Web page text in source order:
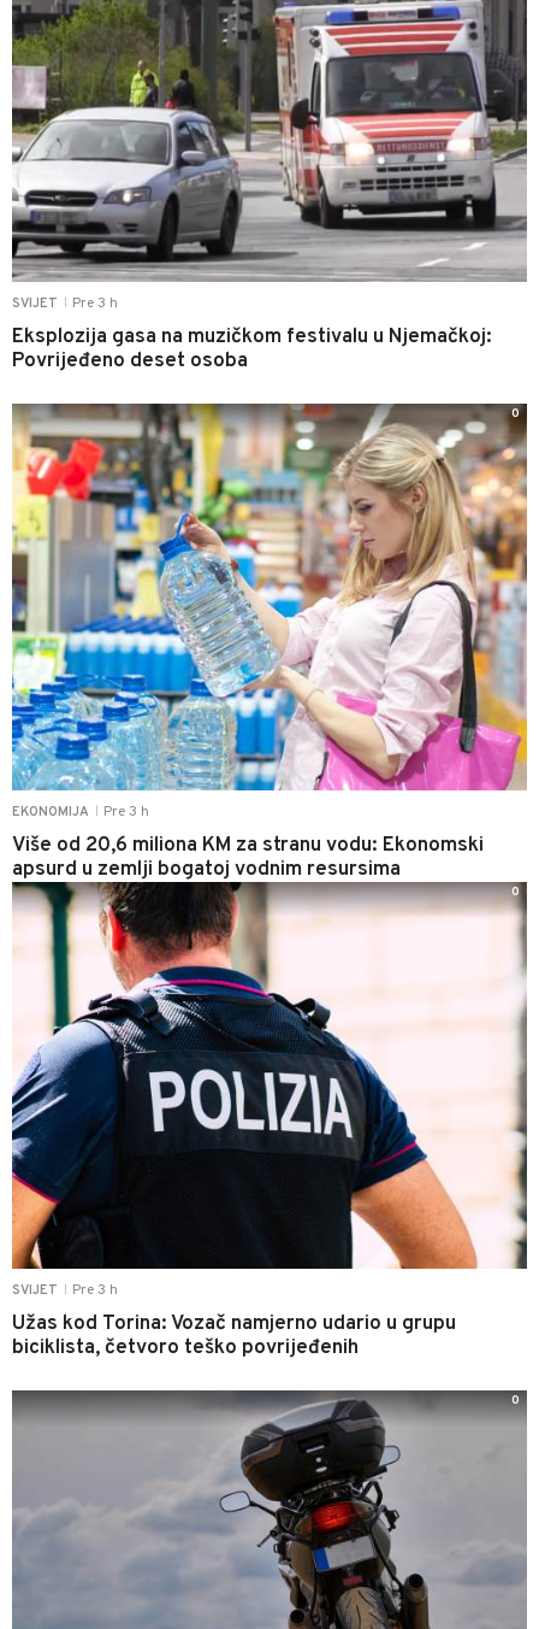
SVIJET Pre 3 h
Eksplozija gasa na muzičkom festivalu u Njemačkoj:
Povrijeđeno deset osoba
EKONOMIJA Pre 3 h
Više od 20,6 miliona KM za stranu vodu: Ekonomski
apsurd u zemlji bogatoj vodnim resursima
0
SVIJET Pre 3 h
Užas kod Torina: Vozač namjerno udario u grupu
biciklista, četvoro teško povrijeđenih
0
0